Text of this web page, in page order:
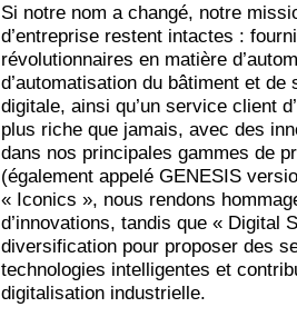
Si notre nom a changé, notre
d’entreprise restent intactes :
révolutionnaires en matière
d’automatisation du bâtiment et
digitale, ainsi qu’un service client
plus riche que jamais, avec des
dans nos principales gammes de
(également appelé GENESIS
« Iconics », nous rendons
d’innovations, tandis que « Digital
diversification pour proposer des
technologies intelligentes et
digitalisation industrielle.